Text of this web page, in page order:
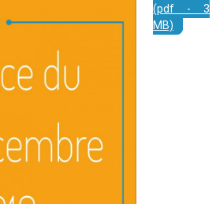
(pdf - 3
MB)